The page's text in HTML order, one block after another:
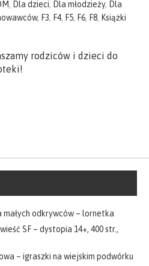
, Dla dzieci, Dla młodzieży, Dla
, F3, F4, F5, F6, F8, Książki
rodziców i dzieci do
małych odkrywców – lornetka
SF – dystopia 14+, 400 str.,
– igraszki na wiejskim podwórku